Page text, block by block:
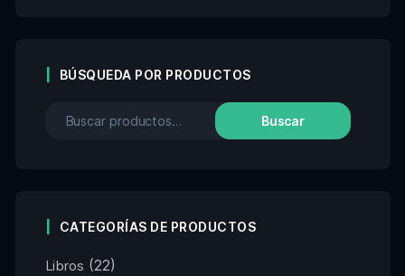
BÚSQUEDA POR PRODUCTOS
Buscar
CATEGORÍAS DE PRODUCTOS
Libros (22)